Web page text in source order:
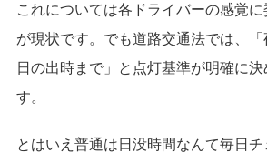
これについては各ドライバーの感覚
が現状です。でも道路交通法では、
日の出時まで」と点灯基準が明確に
す。
とはいえ普通は日没時間なんて毎日